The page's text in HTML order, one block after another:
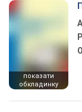
показати
обкладинку